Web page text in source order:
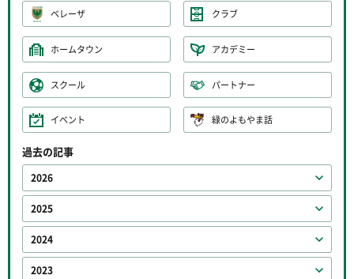
ベレーザ クラブ
ホームタウン アカデミー
スクール パートナー
イベント 緑のよもやま話
過去の記事
2026
2025
2024
2023